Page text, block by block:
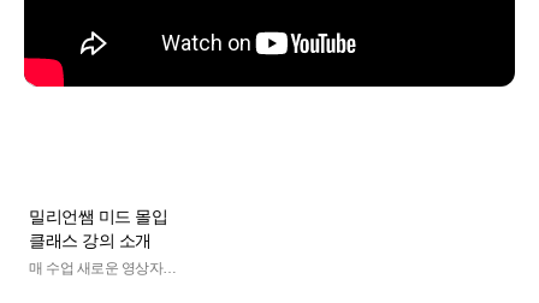
밀리언쌤 미드 몰입
클래스 강의 소개
매 수업 새로운 영상자료